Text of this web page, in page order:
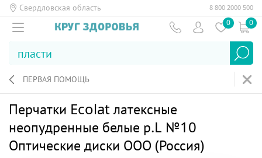
Свердловская область 8 800 2000 500
0 0
ПЕРВАЯ ПОМОЩЬ
Перчатки Ecolat латексные
неопудренные белые р.L №10
Оптические диски ООО (Россия)